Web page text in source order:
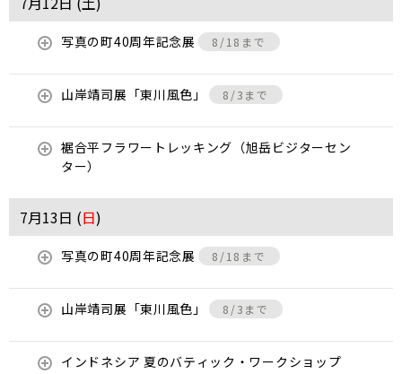
写真の町40周年記念展 8/18まで
山岸靖司展「東川風色」 8/3まで
裾合平フラワートレッキング（旭岳ビジターセン
ター）
7月13日 (日)
写真の町40周年記念展 8/18まで
山岸靖司展「東川風色」 8/3まで
インドネシア 夏のバティック・ワークショップ